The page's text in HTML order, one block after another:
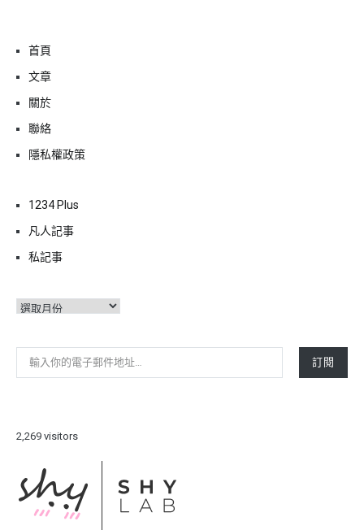
首頁
文章
關於
聯絡
隱私權政策
1234 Plus
凡人記事
私記事
彙
輸入你的電子郵件地址…
訂閱
2,269 visitors